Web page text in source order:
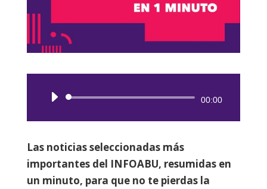
Reproductor
00:00
Las noticias seleccionadas más
importantes del INFOABU, resumidas en
un minuto, para que no te pierdas la